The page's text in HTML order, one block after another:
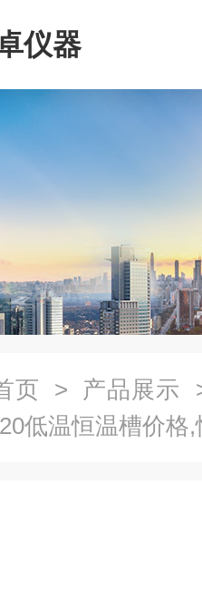
仪器
页 > 产品展示
低温恒温槽价格,